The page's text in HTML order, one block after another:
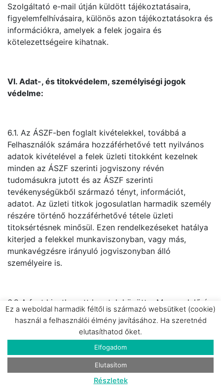
Szolgáltató e-mail útján küldött tájékoztatásaira,
figyelemfelhívásaira, különös azon tájékoztatásokra és
információkra, amelyek a felek jogaira és
kötelezettségeire kihatnak.
VI. Adat-, és titokvédelem, személyiségi jogok
védelme:
6.1. Az ÁSZF-ben foglalt kivételekkel, továbbá a
Felhasználók számára hozzáférhetővé tett nyilvános
adatok kivételével a felek üzleti titokként kezelnek
minden az ÁSZF szerinti jogviszony révén
tudomásukra jutott és az ÁSZF szerinti
tevékenységükből származó tényt, információt,
adatot. Az üzleti titkok jogosulatlan harmadik személy
részére történő hozzáférhetővé tétele üzleti
titoksértésnek minősül. Ezen rendelkezéseket hatálya
kiterjed a felekkel munkaviszonyban, vagy más,
munkavégzésre irányuló jogviszonyban álló
személyeire is.
6.2 A fent hivatkozott keretek között a Megrendelő és
Szolgáltató kötelezik magukat, hogy a közöttük
fennálló jogviszony feltételeit nem hozhatják
nyilvánosságra a jogviszony fennállása alatt és azt
követően sem. A Felek a Szerződésük révén
tudomásukra jutott, a másik félre és üzleti partnereire
vonatkozó valamennyi adatot, tényt és információt
üzleti titokként kötelesek megőrizni a Szerződés
Ez a weboldal harmadik féltől is származó websütiket (cookie)
használ a felhasználói élmény javításához. Ha szeretnéd
elutasíthatod őket.
Elfogadom
Elutasítom
Részletek